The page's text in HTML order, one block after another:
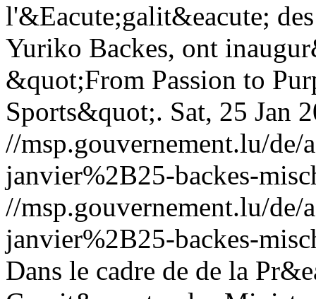
l'&Eacute;galit&eacute;
Yuriko Backes, ont
&quot;From Passion to
Sports&quot;. Sat, 25 Jan
//msp.gouvernement.lu/
janvier%2B25-backes-
//msp.gouvernement.lu/
janvier%2B25-backes-
Dans le cadre de de la